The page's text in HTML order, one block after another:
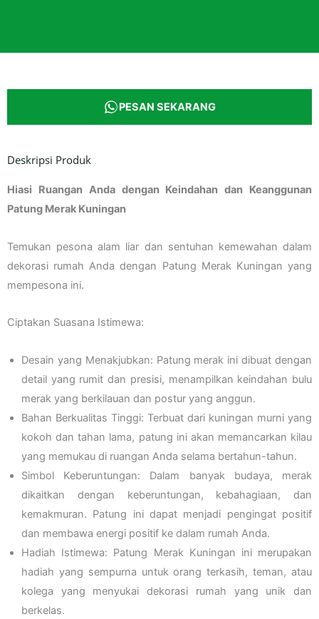
PESAN SEKARANG
Deskripsi Produk
Hiasi Ruangan Anda dengan Keindahan dan Keanggunan
Patung Merak Kuningan
Temukan pesona alam liar dan sentuhan kemewahan dalam
dekorasi rumah Anda dengan Patung Merak Kuningan yang
mempesona ini.
Ciptakan Suasana Istimewa:
Desain yang Menakjubkan: Patung merak ini dibuat dengan
detail yang rumit dan presisi, menampilkan keindahan bulu
merak yang berkilauan dan postur yang anggun.
Bahan Berkualitas Tinggi: Terbuat dari kuningan murni yang
kokoh dan tahan lama, patung ini akan memancarkan kilau
yang memukau di ruangan Anda selama bertahun-tahun.
Simbol Keberuntungan: Dalam banyak budaya, merak
dikaitkan dengan keberuntungan, kebahagiaan, dan
kemakmuran. Patung ini dapat menjadi pengingat positif
dan membawa energi positif ke dalam rumah Anda.
Hadiah Istimewa: Patung Merak Kuningan ini merupakan
hadiah yang sempurna untuk orang terkasih, teman, atau
kolega yang menyukai dekorasi rumah yang unik dan
berkelas.